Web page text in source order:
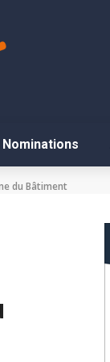
Nominations
du Bâtiment